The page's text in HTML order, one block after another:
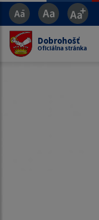
Dobrohošť
Oficiálna stránka